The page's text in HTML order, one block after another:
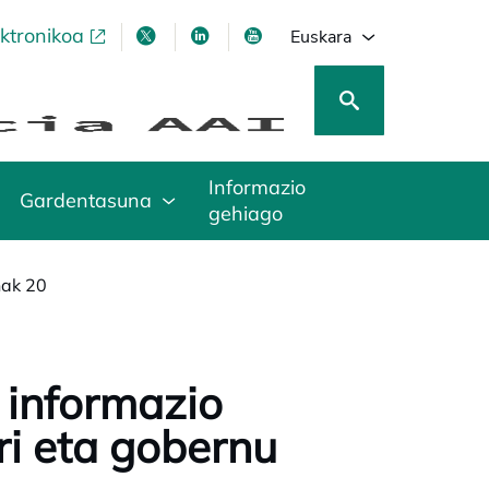
opens in a new tabopens in a new tab
opens in a new tab
opens in a new tab
Euskara
Gardentasuna
Informazio
gehiago
20
eta gobernu